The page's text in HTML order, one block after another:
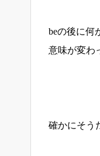
beの後に何
意味が変わ
確かにそう